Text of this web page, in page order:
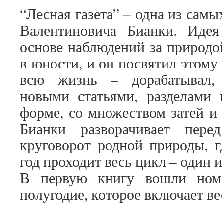
“Лесная газета” – одна из
Валентиновича Бианки.
основе наблюдений за
в юности, и он посвятил этому
всю жизнь – дорабатывал,
новыми статьями,
форме, со множеством затей
Бианки разворачивает
круговорот родной природы,
год проходит весь цикл – один
В первую книгу вошли
полугодие, которое включает